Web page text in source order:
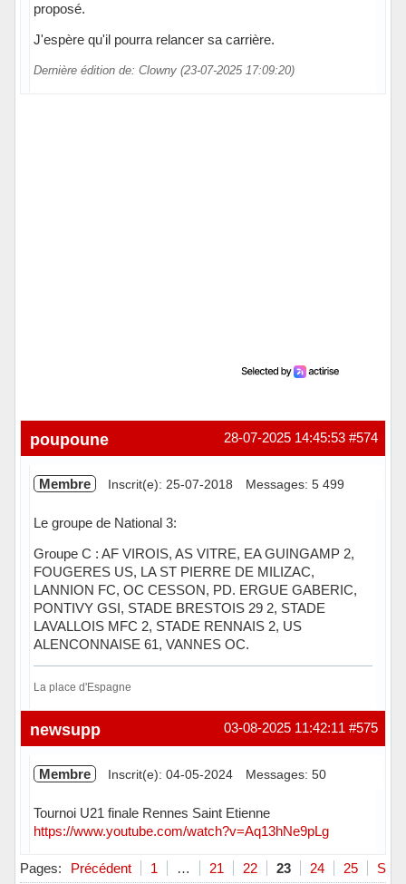
proposé.
J'espère qu'il pourra relancer sa carrière.
Dernière édition de: Clowny (23-07-2025 17:09:20)
#574
28-07-2025 14:45:53
poupoune
Membre Inscrit(e): 25-07-2018 Messages: 5 499
Le groupe de National 3:
Groupe C : AF VIROIS, AS VITRE, EA GUINGAMP 2,
FOUGERES US, LA ST PIERRE DE MILIZAC,
LANNION FC, OC CESSON, PD. ERGUE GABERIC,
PONTIVY GSI, STADE BRESTOIS 29 2, STADE
LAVALLOIS MFC 2, STADE RENNAIS 2, US
ALENCONNAISE 61, VANNES OC.
La place d'Espagne
Hors ligne #575
03-08-2025 11:42:11
newsupp
Membre Inscrit(e): 04-05-2024 Messages: 50
Tournoi U21 finale Rennes Saint Etienne
https://www.youtube.com/watch?v=Aq13hNe9pLg
Hors ligne
Pages: Précédent 1 … 21 22 23 24 25